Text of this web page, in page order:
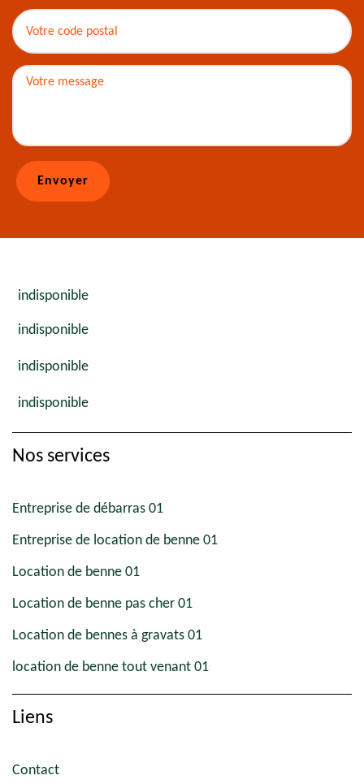
indisponible
indisponible
indisponible
indisponible
Nos services
Entreprise de débarras 01
Entreprise de location de benne 01
Location de benne 01
Location de benne pas cher 01
Location de bennes à gravats 01
location de benne tout venant 01
Liens
Contact